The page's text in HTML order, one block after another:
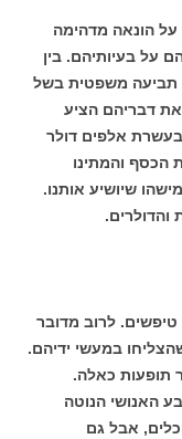
על הונאה מדהימה
על בעיותיהם. בין
תביעה משפטית בשל
דבריהם הציע
אלפים דולר
הכסף והמתינו
שיושיע אותנו.
לרוב מדובר
במעשי ידיהם.
תופעות כאלה.
האנושי הנוטה
אבל גם